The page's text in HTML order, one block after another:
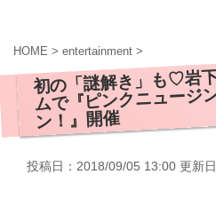
HOME > entertainment >
初の「謎解き」も♡岩
ムで『ピンクニュージ
ン！』開催
投稿日：2018/09/05 13:00 更新日